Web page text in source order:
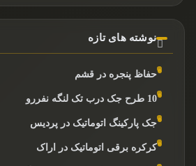
نوشته های تازه
حفاظ پنجره در قشم
10 طرح جک درب تک لنگه نفررو
جک پارکینگ اتوماتیک در پردیس
کرکره برقی اتوماتیک در اراک